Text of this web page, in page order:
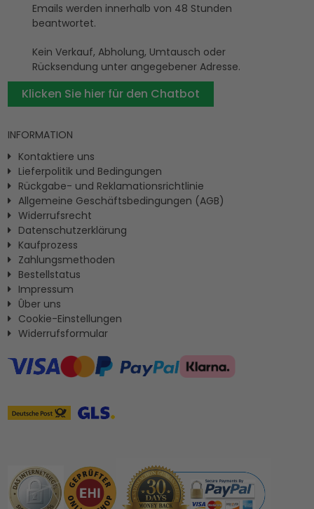
Emails werden innerhalb von 48 Stunden
beantwortet.
Kein Verkauf, Abholung, Umtausch oder
Rücksendung unter angegebener Adresse.
Klicken Sie hier für den Chatbot
INFORMATION
Kontaktiere uns
Lieferpolitik und Bedingungen
Rückgabe- und Reklamationsrichtlinie
Allgemeine Geschäftsbedingungen (AGB)
Widerrufsrecht
Datenschutzerklärung
Kaufprozess
Zahlungsmethoden
Bestellstatus
Impressum
Ûber uns
Cookie-Einstellungen
Widerrufsformular